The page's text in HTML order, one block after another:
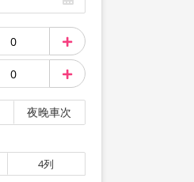
夜晚車次
4列